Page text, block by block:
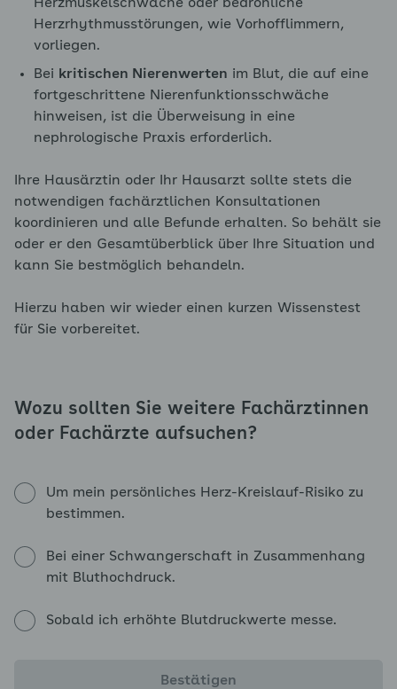
Herzmuskelschwäche oder bedrohliche
Herzrhythmusstörungen, wie Vorhofflimmern,
vorliegen.
Bei kritischen Nierenwerten im Blut, die auf eine
fortgeschrittene Nierenfunktionsschwäche
hinweisen, ist die Überweisung in eine
nephrologische Praxis erforderlich.
Ihre Hausärztin oder Ihr Hausarzt sollte stets die
notwendigen fachärztlichen Konsultationen
koordinieren und alle Befunde erhalten. So behält sie
oder er den Gesamtüberblick über Ihre Situation und
kann Sie bestmöglich behandeln.
Hierzu haben wir wieder einen kurzen Wissenstest
für Sie vorbereitet.
Wozu sollten Sie weitere Fachärztinnen
oder Fachärzte aufsuchen?
Um mein persönliches Herz-Kreislauf-Risiko zu
bestimmen.
Bei einer Schwangerschaft in Zusammenhang
mit Bluthochdruck.
Sobald ich erhöhte Blutdruckwerte messe.
Bestätigen